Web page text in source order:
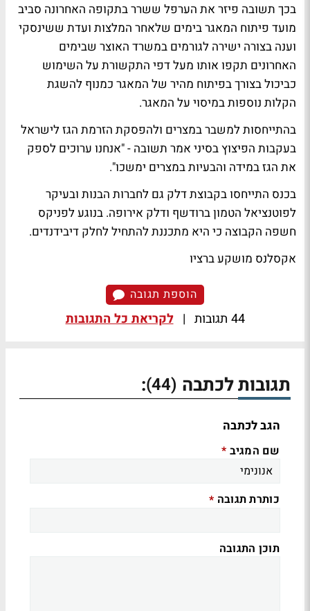
בכך תשובה פיזר את הערפל ששרר בתקופה האחרונה סביב
מועד פיתוח המאגר בימים שלאחר המלצות ועדת ששינסקי
וענה בצורה ישירה לגורמים במשרד האוצר שבימים
האחרונים תקפו אותו מעל דפי התקשורת על השימוש
כביכול בצורך בפיתוח מהיר של המאגר כמנוף להשגת
הקלות נוספות במיסוי על המאגר.
בהתייחסות למשבר במצרים ולהפסקת הזרמת הגז לישראל
בעקבות הפיצוץ בסיני אמר תשובה - "אנחנו ערוכים לספק
את הגז במידה והבעיות במצרים ימשכו".
בכנס התייחסו בקבוצת דלק גם לחברות הבנות ובעיקר
לפוטנציאל הטמון ברודשף ודלק אירופה. בנוגע לפניקס
חשפה הקבוצה כי היא מתכננת להתחיל לחלק דיבידנדים.
אקסלנס מושקע ברציו
הוספת תגובה
44 תגובות | לקריאת כל התגובות
תגובות לכתבה (44)
:
הגב לכתבה
שם המגיב *
כותרת תגובה *
תוכן התגובה